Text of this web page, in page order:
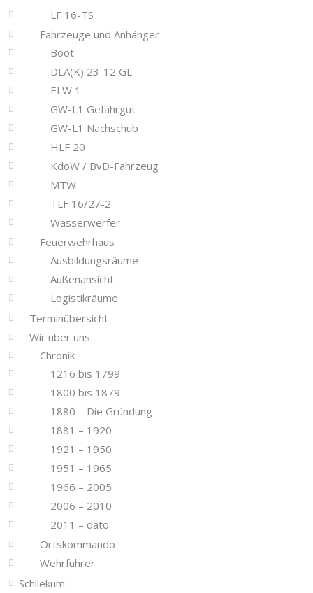
LF 16-TS
Fahrzeuge und Anhänger
Boot
DLA(K) 23-12 GL
ELW 1
GW-L1 Gefahrgut
GW-L1 Nachschub
HLF 20
KdoW / BvD-Fahrzeug
MTW
TLF 16/27-2
Wasserwerfer
Feuerwehrhaus
Ausbildungsräume
Außenansicht
Logistikräume
Terminübersicht
Wir über uns
Chronik
1216 bis 1799
1800 bis 1879
1880 – Die Gründung
1881 – 1920
1921 – 1950
1951 – 1965
1966 – 2005
2006 – 2010
2011 – dato
Ortskommando
Wehrführer
Schliekum